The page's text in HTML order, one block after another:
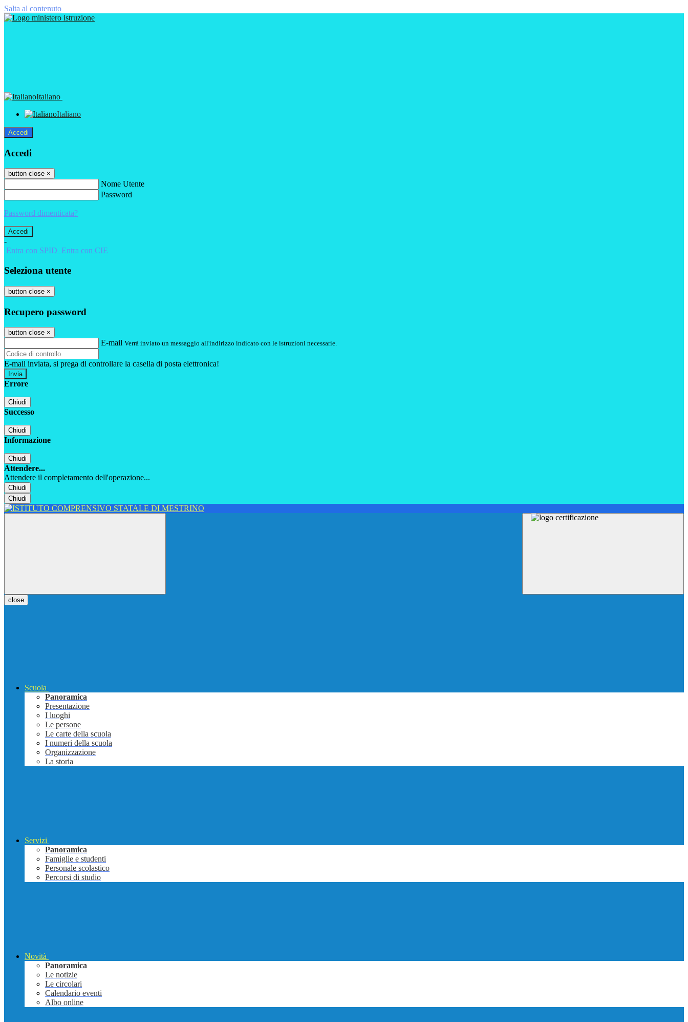
Salta al contenuto
Italiano
Italiano
Accedi
Accedi
button close ×
Nome Utente
Password
Password dimenticata?
-
Entra con SPID Entra con CIE
Seleziona utente
button close ×
Recupero password
button close ×
E-mail Verrà inviato un messaggio all'indirizzo indicato con le istruzioni necessarie.
E-mail inviata, si prega di controllare la casella di posta elettronica!
Errore
Chiudi
Successo
Chiudi
Informazione
Chiudi
Attendere...
Attendere il completamento dell'operazione...
Chiudi
Chiudi
close
Scuola
Panoramica
Presentazione
I luoghi
Le persone
Le carte della scuola
I numeri della scuola
Organizzazione
La storia
Servizi
Panoramica
Famiglie e studenti
Personale scolastico
Percorsi di studio
Novità
Panoramica
Le notizie
Le circolari
Calendario eventi
Albo online